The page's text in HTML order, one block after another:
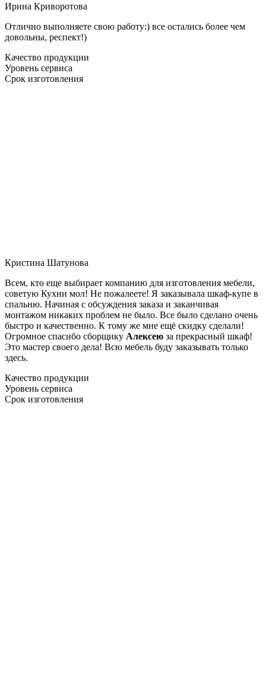
Ирина Криворотова
Отлично выполняете свою работу:) все остались более чем
довольны, респект!)
Качество продукции
Уровень сервиса
Срок изготовления
Кристина Шатунова
Всем, кто еще выбирает компанию для изготовления мебели,
советую Кухни мол! Не пожалеете! Я заказывала шкаф-купе в
спальню. Начиная с обсуждения заказа и заканчивая
монтажом никаких проблем не было. Все было сделано очень
быстро и качественно. К тому же мне ещё скидку сделали!
Огромное спасибо сборщику Алексею за прекрасный шкаф!
Это мастер своего дела! Всю мебель буду заказывать только
здесь.
Качество продукции
Уровень сервиса
Срок изготовления